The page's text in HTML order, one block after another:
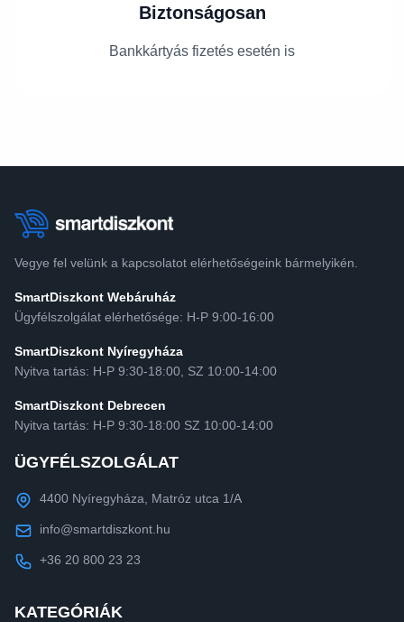
Biztonságosan
Bankkártyás fizetés esetén is
Vegye fel velünk a kapcsolatot elérhetőségeink bármelyikén.
SmartDiszkont Webáruház
Ügyfélszolgálat elérhetősége: H-P 9:00-16:00
SmartDiszkont Nyíregyháza
Nyitva tartás: H-P 9:30-18:00, SZ 10:00-14:00
SmartDiszkont Debrecen
Nyitva tartás: H-P 9:30-18:00 SZ 10:00-14:00
ÜGYFÉLSZOLGÁLAT
4400 Nyíregyháza, Matróz utca 1/A
info@smartdiszkont.hu
+36 20 800 23 23
KATEGÓRIÁK